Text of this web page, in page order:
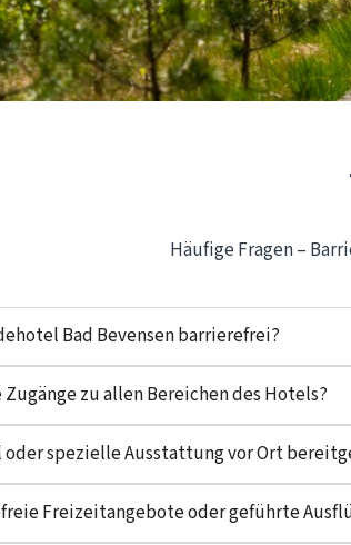
Häufige Fragen –
Bad Bevensen barrierefrei?
zu allen Bereichen des Hotels?
spezielle Ausstattung vor Ort
Freizeitangebote oder geführte